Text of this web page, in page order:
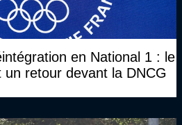
en National 1 : le
un retour devant la DNCG